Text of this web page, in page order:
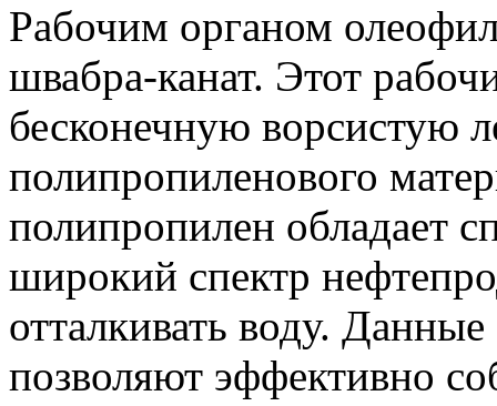
Рабочим органом
швабра-канат. Этот
бесконечную ворсистую
полипропиленового
полипропилен обладает
широкий спектр
отталкивать воду.
позволяют эффективно